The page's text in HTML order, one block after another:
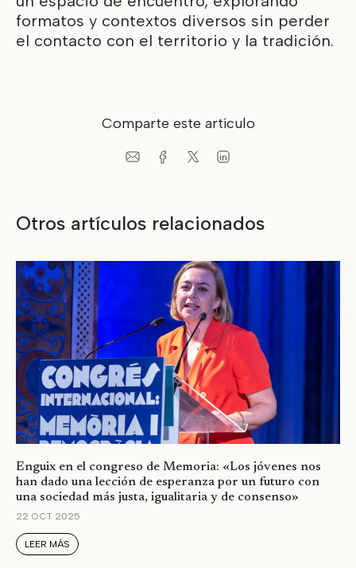
formatos y contextos diversos sin perder
el contacto con el territorio y la tradición.
Comparte este artículo
Otros artículos relacionados
Enguix en el congreso de Memoria: «Los jóvenes nos
han dado una lección de esperanza por un futuro con
una sociedad más justa, igualitaria y de consenso»
22 OCT 2025
LEER MÁS